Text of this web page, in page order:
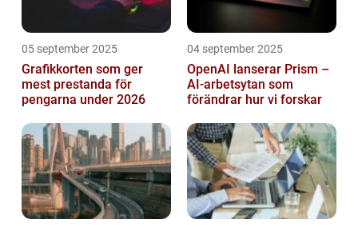
05 september 2025
Grafikkorten som ger
mest prestanda för
pengarna under 2026
04 september 2025
OpenAI lanserar Prism –
AI-arbetsytan som
förändrar hur vi forskar